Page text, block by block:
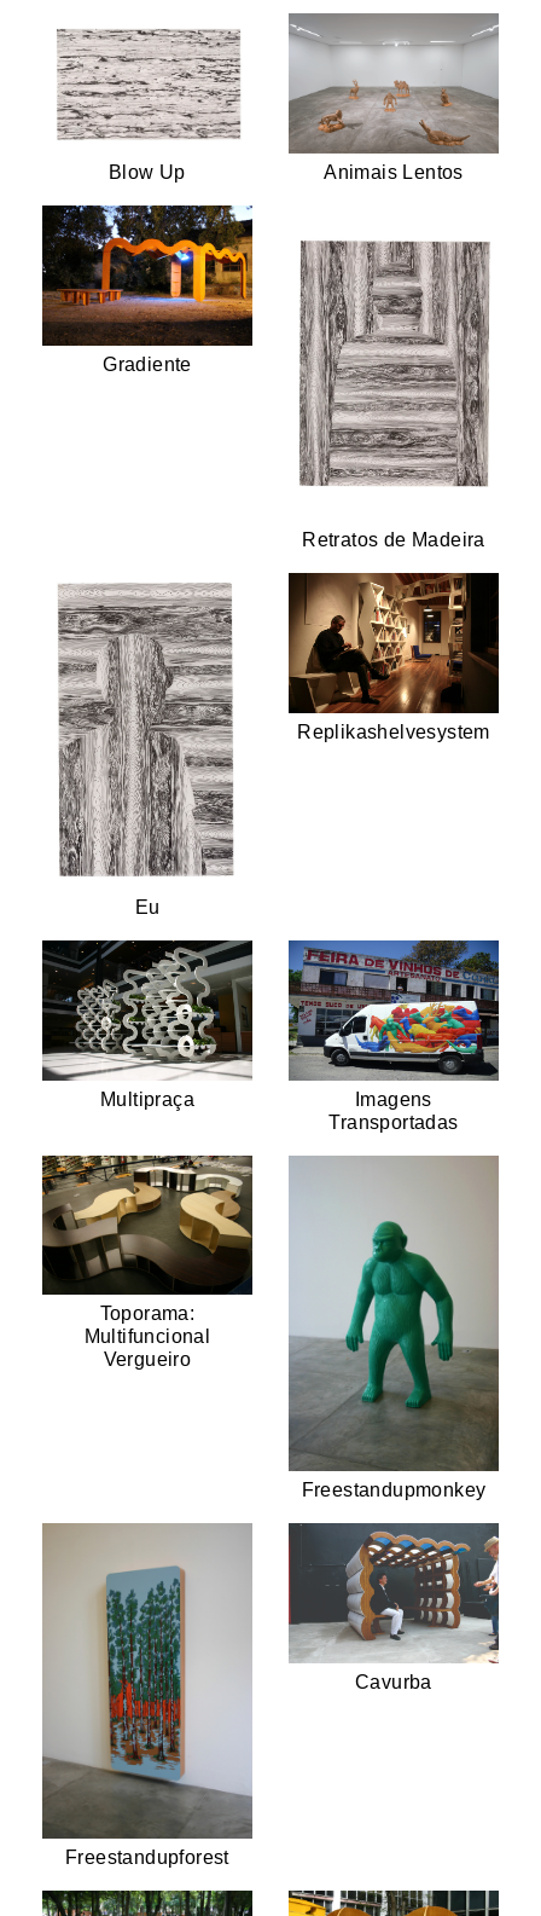
Blow Up Animais Lentos
Gradiente
Retratos de Madeira
Eu
Replikashelvesystem
Multipraça
Imagens
Transportadas
Toporama:
Multifuncional
Vergueiro
Freestandupmonkey
Freestandupforest
Cavurba